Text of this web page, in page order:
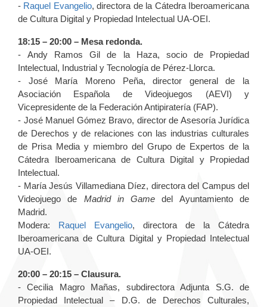
- Raquel Evangelio, directora de la Cátedra Iberoamericana
de Cultura Digital y Propiedad Intelectual UA-OEI.
18:15 – 20:00 – Mesa redonda.
- Andy Ramos Gil de la Haza, socio de Propiedad
Intelectual, Industrial y Tecnología de Pérez-Llorca.
- José María Moreno Peña, director general de la
Asociación Española de Videojuegos (AEVI) y
Vicepresidente de la Federación Antipiratería (FAP).
- José Manuel Gómez Bravo, director de Asesoría Jurídica
de Derechos y de relaciones con las industrias culturales
de Prisa Media y miembro del Grupo de Expertos de la
Cátedra Iberoamericana de Cultura Digital y Propiedad
Intelectual.
- María Jesús Villamediana Díez, directora del Campus del
Videojuego de Madrid in Game del Ayuntamiento de
Madrid.
Modera: Raquel Evangelio, directora de la Cátedra
Iberoamericana de Cultura Digital y Propiedad Intelectual
UA-OEI.
20:00 – 20:15 – Clausura.
- Cecilia Magro Mañas, subdirectora Adjunta S.G. de
Propiedad Intelectual – D.G. de Derechos Culturales,